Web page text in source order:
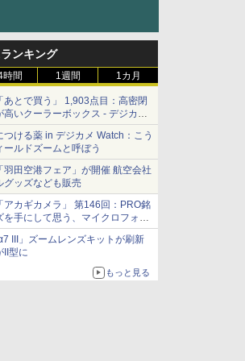
ンキング
時間 1週間 1カ月
あとで買う」 1,903点目：高密閉
高いクーラーボックス - デジカメ
つける薬 in デジカメ Watch：こう
ールドズームと呼ぼう
羽田空港フェア」が開催 航空会社
グッズなども販売
アカギカメラ」 第146回：PRO銘
を手にして思う、マイクロフォー
待と可能性
III」ズームレンズキットが刷新
II型に
もっと見る